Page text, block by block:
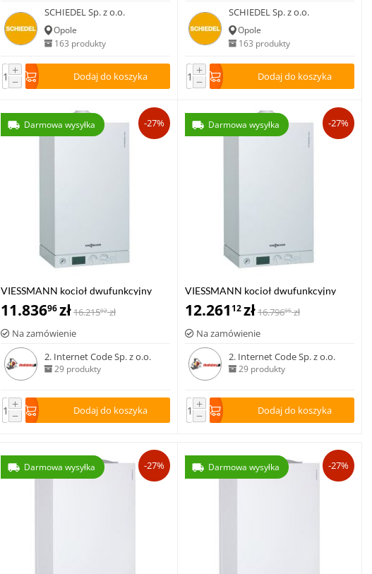
SCHIEDEL Sp. z o.o.
Opole
163 produkty
+
− Dodaj do koszyka
SCHIEDEL Sp. z o.o.
Opole
163 produkty
+
− Dodaj do koszyka
Darmowa wysyłka -27%
VIESSMANN kocioł dwufunkcyjny
VITODENS 100-W 6,5-26,0 kW
11.83696zł16.21502 zł
Na zamówienie
2. Internet Code Sp. z o.o.
29 produkty
+
− Dodaj do koszyka
Darmowa wysyłka -27%
VIESSMANN kocioł dwufunkcyjny
VITODENS 100-W 8,8-35,0 kW
12.261 12zł16.79605 zł
Na zamówienie
2. Internet Code Sp. z o.o.
29 produkty
+
− Dodaj do koszyka
Darmowa wysyłka -27% Darmowa wysyłka -27%